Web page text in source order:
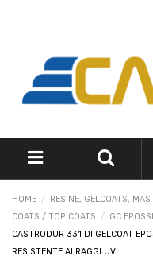
HOME RESINE, GELCOATS,
COATS / TOP COATS
GC
CASTRODUR 331 DI GELCOAT
RESISTENTE AI RAGGI UV